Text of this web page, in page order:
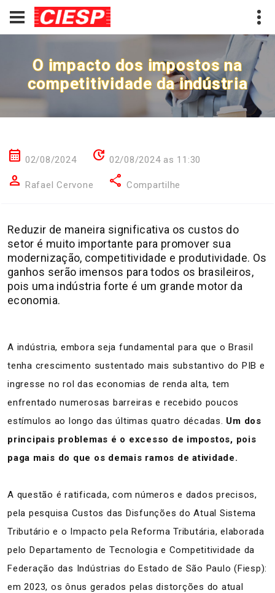
O impacto dos impostos na
competitividade da indústria
calendar_month 02/08/2024 update 02/08/2024 as 11:30
person Rafael Cervone share Compartilhe
Reduzir de maneira significativa os custos do
setor é muito importante para promover sua
modernização, competitividade e produtividade. Os
ganhos serão imensos para todos os brasileiros,
pois uma indústria forte é um grande motor da
economia.
A indústria, embora seja fundamental para que o Brasil
tenha crescimento sustentado mais substantivo do PIB e
ingresse no rol das economias de renda alta, tem
enfrentado numerosas barreiras e recebido poucos
estímulos ao longo das últimas quatro décadas. Um dos
principais problemas é o excesso de impostos, pois
paga mais do que os demais ramos de atividade.
A questão é ratificada, com números e dados precisos,
pela pesquisa Custos das Disfunções do Atual Sistema
Tributário e o Impacto pela Reforma Tributária, elaborada
pelo Departamento de Tecnologia e Competitividade da
Federação das Indústrias do Estado de São Paulo (Fiesp):
em 2023, os ônus gerados pelas distorções do atual